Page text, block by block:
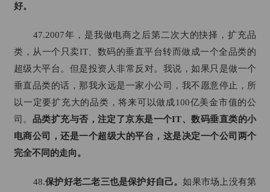
好。
47.2007年，是我做电商之后第二次大的抉择，扩充品
类，从一个只卖IT、数码的垂直平台转而做成一个全品类的
超级大平台。但是投资人非常反对。我说，如果只是做一个
垂直品类的话，那我永远是一家小公司，我不愿意停止，所
以一定要扩充大的品类，将来可以做成100亿美金市值的公
司。 品类扩充与否，注定了京东是一个IT、数码垂直类的小
电商公司，还是一个超级大的平台，这是决定一个公司两个
完全不同的走向。
48.保护好老二老三也是保护好自己。如果市场上没有第